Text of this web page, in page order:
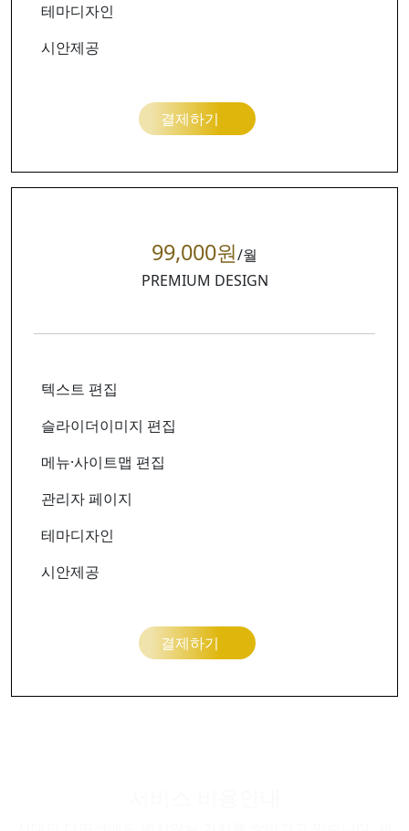
테마디자인
시안제공
결제하기
99,000원/월
PREMIUM DESIGN
텍스트 편집
슬라이더이미지 편집
메뉴·사이트맵 편집
관리자 페이지
테마디자인
시안제공
결제하기